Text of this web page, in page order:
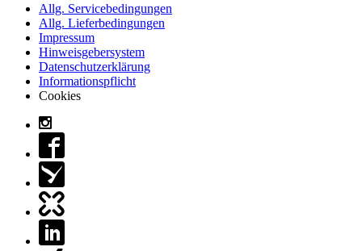
Allg. Servicebedingungen
Allg. Lieferbedingungen
Impressum
Hinweisgebersystem
Datenschutzerklärung
Informationspflicht
Cookies